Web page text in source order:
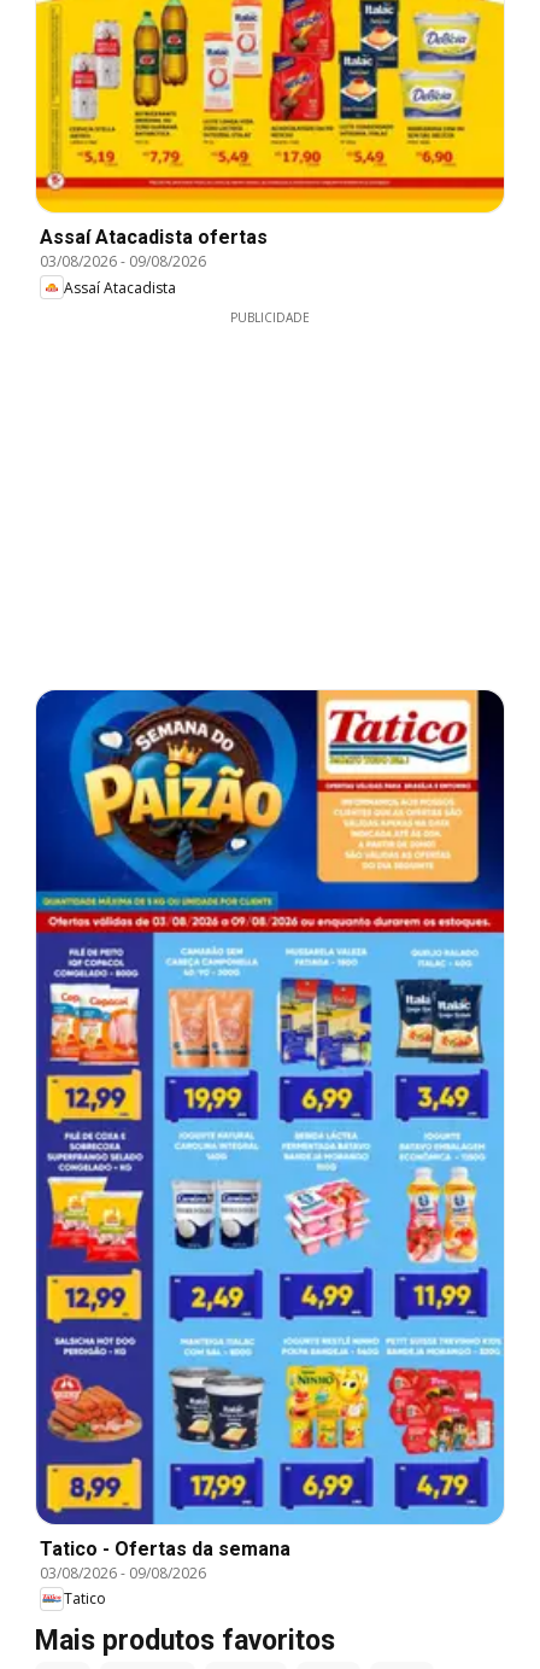
Assaí Atacadista ofertas
03/08/2026- 09/08/2026
Assaí Atacadista
PUBLICIDADE
Tatico - Ofertas da semana
03/08/2026- 09/08/2026
Tatico
Mais produtos favoritos